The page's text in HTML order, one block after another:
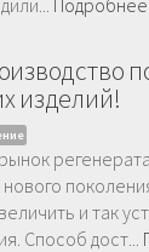
изделий!
и так
Способ дост...